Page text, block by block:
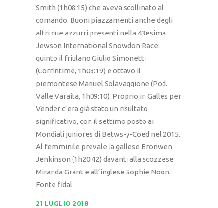
Smith (1h08:15) che aveva scollinato al
comando. Buoni piazzamenti anche degli
altri due azzurri presenti nella 43esima
Jewson International Snowdon Race:
quinto il friulano Giulio Simonetti
(Corrintime, 1h08:19) e ottavo il
piemontese Manuel Solavaggione (Pod.
Valle Varaita, 1h09:10). Proprio in Galles per
Vender c’era già stato un risultato
significativo, con il settimo posto ai
Mondiali juniores di Betws-y-Coed nel 2015.
Al femminile prevale la gallese Bronwen
Jenkinson (1h20:42) davanti alla scozzese
Miranda Grant e all’inglese Sophie Noon.
Fonte fidal
21 LUGLIO 2018